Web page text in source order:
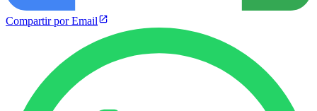
Compartir por Email